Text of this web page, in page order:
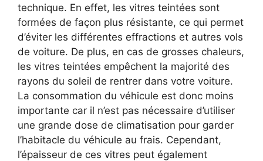
technique. En effet, les vitres teintées sont
formées de façon plus résistante, ce qui permet
d’éviter les différentes effractions et autres vols
de voiture. De plus, en cas de grosses chaleurs,
les vitres teintées empêchent la majorité des
rayons du soleil de rentrer dans votre voiture.
La consommation du véhicule est donc moins
importante car il n’est pas nécessaire d’utiliser
une grande dose de climatisation pour garder
l’habitacle du véhicule au frais. Cependant,
l’épaisseur de ces vitres peut également